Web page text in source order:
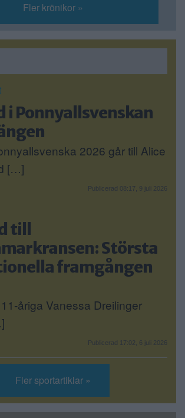
Fler krönikor »
i Ponnyallsvenskan
2026 går till Alice
[…]
Publicerad 08:17, 9 juli 2026
till
Största
framgången
åriga Vanessa Dreilinger
Publicerad 17:02, 6 juli 2026
Fler sportartiklar »